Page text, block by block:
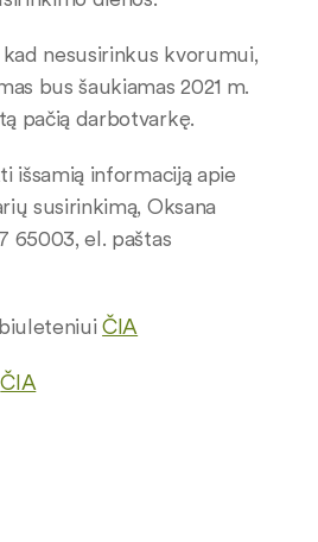
nesusirinkus kvorumui,
bus šaukiamas 2021 m.
pačią darbotvarkę.
išsamią informaciją apie
susirinkimą, Oksana
65003, el. paštas
biuleteniuiČIA
ČIA